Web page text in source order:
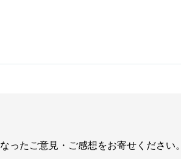
ったご意見・ご感想をお寄せください。